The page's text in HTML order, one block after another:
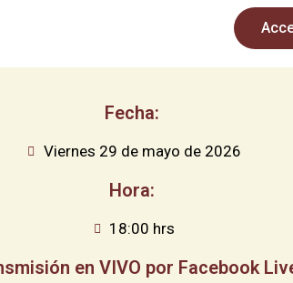
Fecha:
Viernes 29 de mayo de 2026
Hora:
18:00 hrs
en VIVO por Facebook